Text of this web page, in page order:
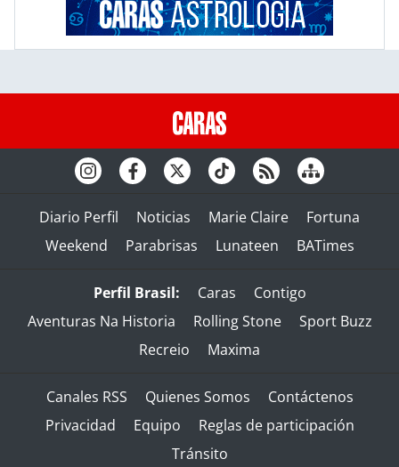
Diario Perfil Noticias Marie Claire
Fortuna
Weekend
Parabrisas Lunateen BATimes
Perfil Brasil: Caras
Contigo
Aventuras Na Historia
Rolling Stone
Sport Buzz
Recreio
Maxima
Canales RSS Quienes Somos
Contáctenos
Privacidad
Equipo
Reglas de participación
Tránsito